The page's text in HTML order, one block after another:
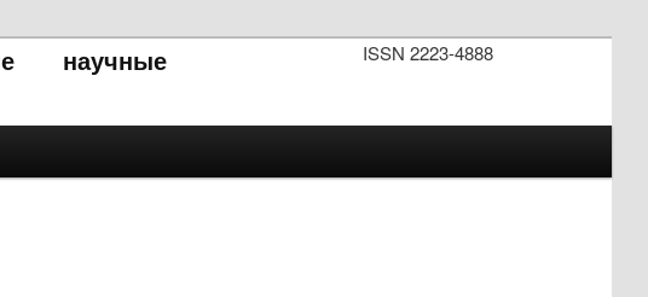
ISSN 2223-4888
научные